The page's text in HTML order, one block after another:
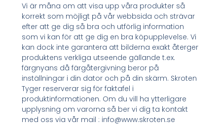
Vi är måna om att visa upp våra produkter så
korrekt som möjligt på vår webbsida och strävar
efter att ge dig så bra och utförlig information
som vi kan för att ge dig en bra köpupplevelse. Vi
kan dock inte garantera att bilderna exakt återger
produktens verkliga utseende gällande t.ex.
färgnyans då färgåtergivning beror på
inställningar i din dator och på din skärm. Skroten
Tyger reserverar sig för faktafel i
produktinformationen. Om du vill ha ytterligare
upplysning om varorna så ber vi dig ta kontakt
med oss via vår mail : info@www.skroten.se